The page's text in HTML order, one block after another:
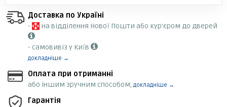
Доставка по Україні
-
на відділення Нової Пошти або кур'єром до дверей
- самовивіз у Київ
докладніше →
Оплата при отриманні
або іншим зручним способом, докладніше →
Гарантія